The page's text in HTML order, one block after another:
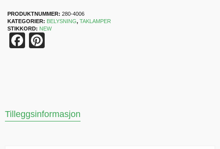
PRODUKTNUMMER: 280-4006
KATEGORIER: BELYSNING, TAKLAMPER
STIKKORD: NEW
Facebook
Tilleggsinformasjon